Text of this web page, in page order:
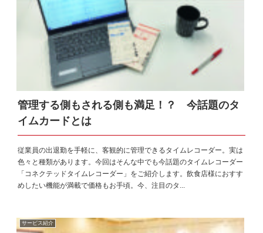
管理する側もされる側も満足！？ 今話題のタ
イムカードとは
従業員の出退勤を手軽に、客観的に管理できるタイムレコーダー。実は
色々と種類があります。今回はそんな中でも今話題のタイムレコーダー
「コネクテッドタイムレコーダー」をご紹介します。飲食店様におすす
めしたい機能が満載で価格もお手頃。今、注目のタ...
サービス紹介